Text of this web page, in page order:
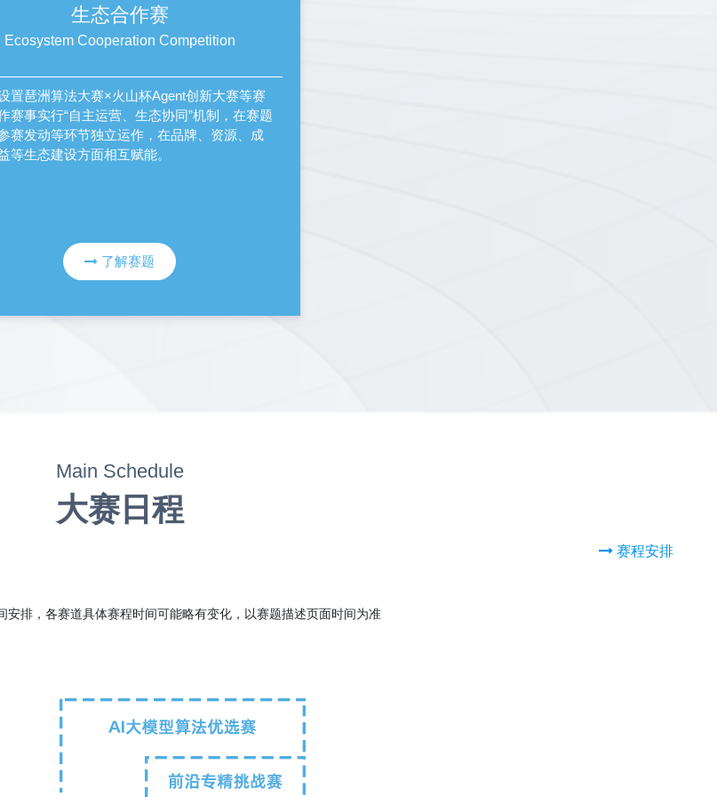
生态合作赛
Ecosystem Cooperation Competition
置琶洲算法大赛×火山杯Agent创新大赛等赛
赛事实行“自主运营、生态协同”机制，在赛题
赛发动等环节独立运作，在品牌、资源、成
等生态建设方面相互赋能。
了解赛题
Main Schedule
大赛日程
赛程安排
安排，各赛道具体赛程时间可能略有变化，以赛题描述页面时间为准